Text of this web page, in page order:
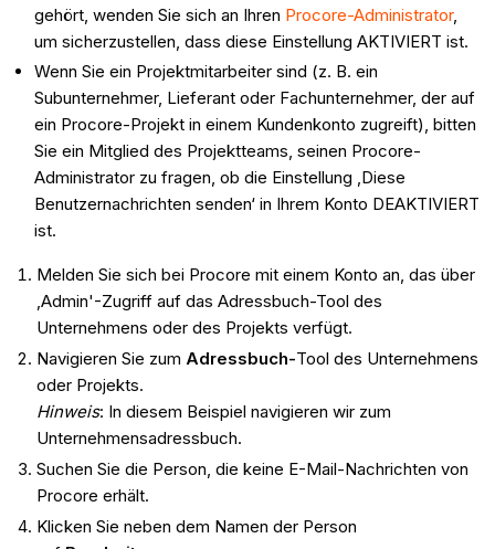
gehört, wenden Sie sich an Ihren Procore-Administrator,
um sicherzustellen, dass diese Einstellung AKTIVIERT ist.
Wenn Sie ein Projektmitarbeiter sind (z. B. ein
Subunternehmer, Lieferant oder Fachunternehmer, der auf
ein Procore-Projekt in einem Kundenkonto zugreift), bitten
Sie ein Mitglied des Projektteams, seinen Procore-
Administrator zu fragen, ob die Einstellung ‚Diese
Benutzernachrichten senden‘ in Ihrem Konto DEAKTIVIERT
ist.
Melden Sie sich bei Procore mit einem Konto an, das über
‚Admin'-Zugriff auf das Adressbuch-Tool des
Unternehmens oder des Projekts verfügt.
Navigieren Sie zum Adressbuch-Tool des Unternehmens
oder Projekts.
Hinweis: In diesem Beispiel navigieren wir zum
Unternehmensadressbuch.
Suchen Sie die Person, die keine E-Mail-Nachrichten von
Procore erhält.
Klicken Sie neben dem Namen der Person